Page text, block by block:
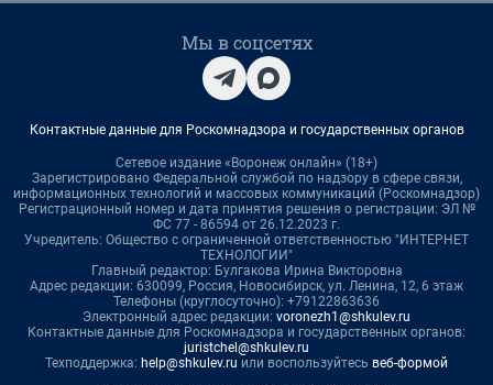
Мы в соцсетях
Контактные данные для Роскомнадзора и государственных органов
Сетевое издание «Воронеж онлайн» (18+)
Зарегистрировано Федеральной службой по надзору в сфере связи,
информационных технологий и массовых коммуникаций (Роскомнадзор)
Регистрационный номер и дата принятия решения о регистрации: ЭЛ №
ФС 77 - 86594 от 26.12.2023 г.
Учредитель: Общество с ограниченной ответственностью "ИНТЕРНЕТ
ТЕХНОЛОГИИ"
Главный редактор: Булгакова Ирина Викторовна
Адрес редакции: 630099, Россия, Новосибирск, ул. Ленина, 12, 6 этаж
Телефоны (круглосуточно): +79122863636
Электронный адрес редакции: voronezh1@shkulev.ru
Контактные данные для Роскомнадзора и государственных органов:
juristchel@shkulev.ru
Техподдержка: help@shkulev.ru или воспользуйтесь веб-формой